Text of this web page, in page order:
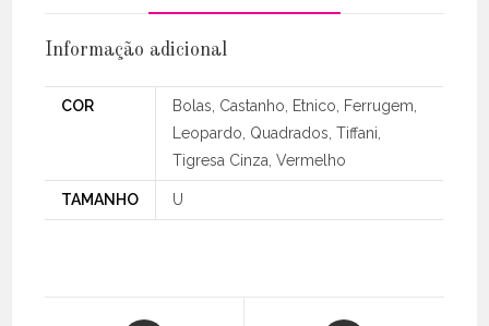
Informação adicional
COR
Bolas, Castanho, Etnico, Ferrugem,
Leopardo, Quadrados, Tiffani,
Tigresa Cinza, Vermelho
TAMANHO U